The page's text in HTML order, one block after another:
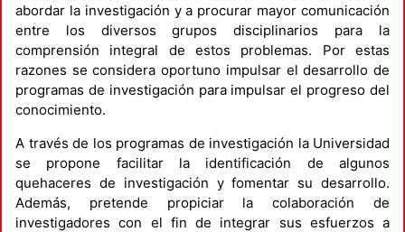
abordar la investigación y a procurar mayor comunicación
entre los diversos grupos disciplinarios para la
comprensión integral de estos problemas. Por estas
razones se considera oportuno impulsar el desarrollo de
programas de investigación para impulsar el progreso del
conocimiento.
A través de los programas de investigación la Universidad
se propone facilitar la identificación de algunos
quehaceres de investigación y fomentar su desarrollo.
Además, pretende propiciar la colaboración de
investigadores con el fin de integrar sus esfuerzos a